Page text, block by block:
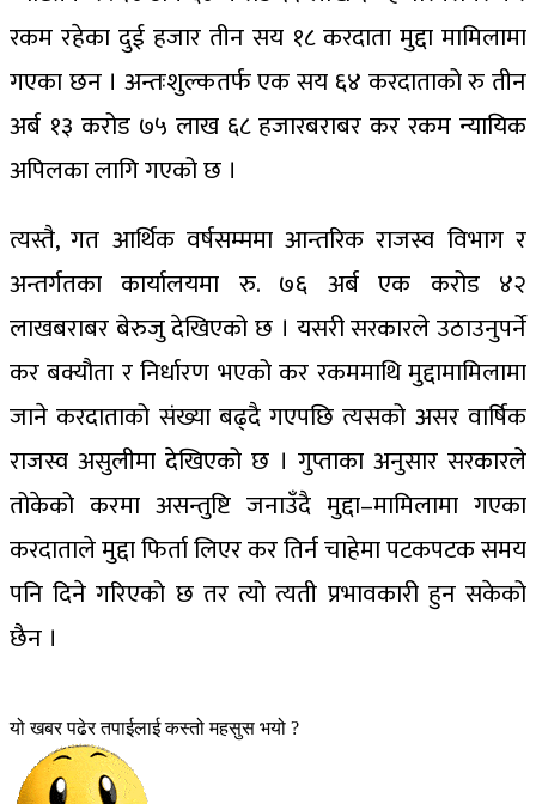
रकम रहेका दुई हजार तीन सय १८ करदाता मुद्दा मामिलामा
गएका छन । अन्तःशुल्कतर्फ एक सय ६४ करदाताको रु तीन
अर्ब १३ करोड ७५ लाख ६८ हजारबराबर कर रकम न्यायिक
अपिलका लागि गएको छ ।
त्यस्तै, गत आर्थिक वर्षसम्ममा आन्तरिक राजस्व विभाग र
अन्तर्गतका कार्यालयमा रु. ७६ अर्ब एक करोड ४२
लाखबराबर बेरुजु देखिएको छ । यसरी सरकारले उठाउनुपर्ने
कर बक्यौता र निर्धारण भएको कर रकममाथि मुद्दामामिलामा
जाने करदाताको संख्या बढ्दै गएपछि त्यसको असर वार्षिक
राजस्व असुलीमा देखिएको छ । गुप्ताका अनुसार सरकारले
तोकेको करमा असन्तुष्टि जनाउँदै मुद्दा–मामिलामा गएका
करदाताले मुद्दा फिर्ता लिएर कर तिर्न चाहेमा पटकपटक समय
पनि दिने गरिएको छ तर त्यो त्यती प्रभावकारी हुन सकेको
छैन ।
यो खबर पढेर तपाईलाई कस्तो महसुस भयो ?